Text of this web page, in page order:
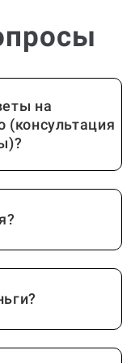
на
(консультация